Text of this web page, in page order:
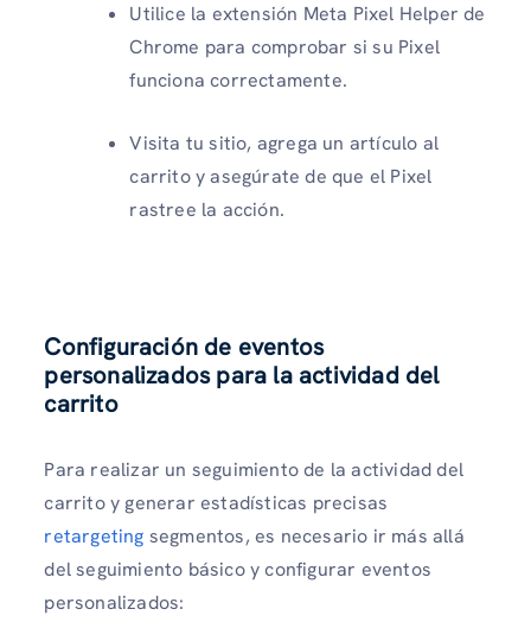
Utilice la extensión Meta Pixel Helper de
Chrome para comprobar si su Pixel
funciona correctamente.
Visita tu sitio, agrega un artículo al
carrito y asegúrate de que el Pixel
rastree la acción.
Configuración de eventos
personalizados para la actividad del
carrito
Para realizar un seguimiento de la actividad del
carrito y generar estadísticas precisas
retargeting segmentos, es necesario ir más allá
del seguimiento básico y configurar eventos
personalizados: